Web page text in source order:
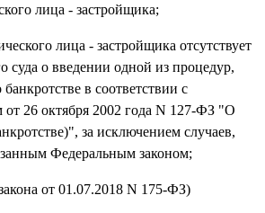
лица - застройщика;
лица - застройщика отсутствует
суда о введении одной из процедур,
в соответствии с
26 октября 2002 года N 127-ФЗ "О
за исключением случаев,
Федеральным законом;
от 01.07.2018 N 175-ФЗ)